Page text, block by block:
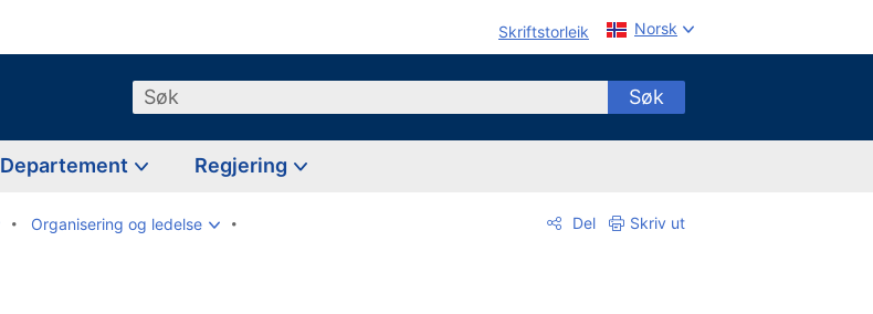
Skriftstorleik Norsk
Søk Søk
Departement Regjering
Organisering og ledelse
Del Skriv ut